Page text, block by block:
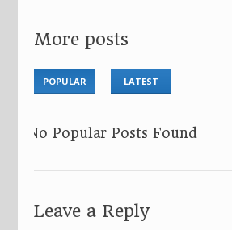
More posts
POPULAR LATEST
No Popular Posts Found
Leave a Reply